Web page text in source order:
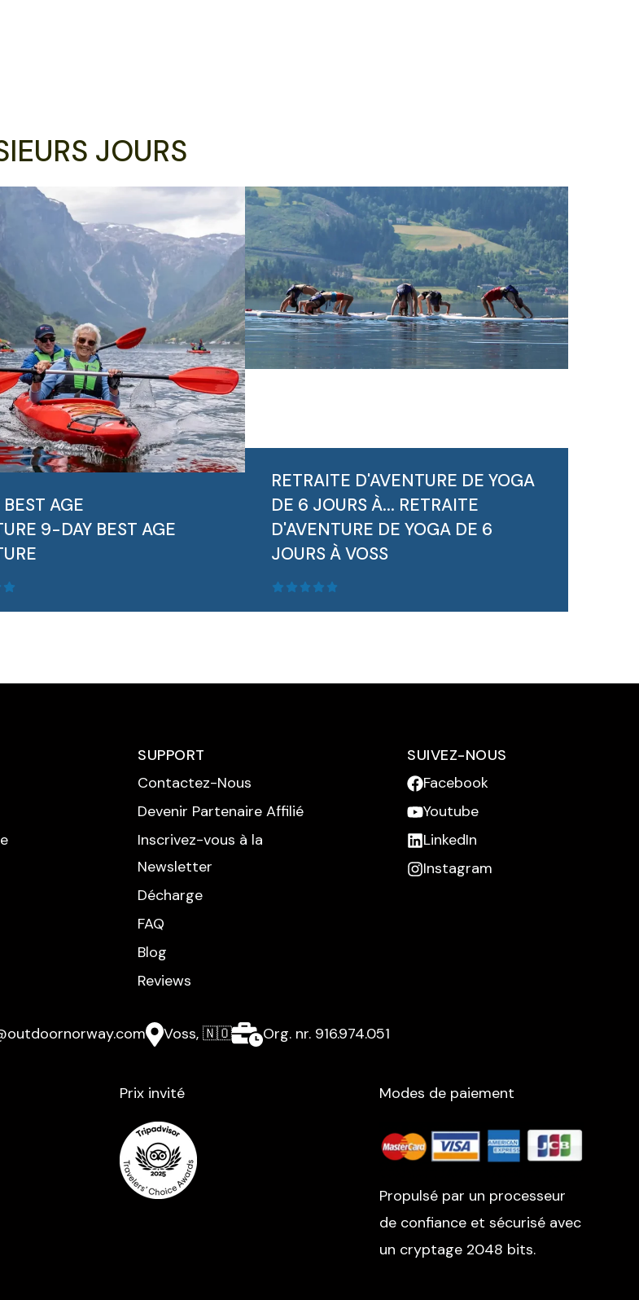
JOURS
AGE
9-DAY BEST AGE
RETRAITE D'AVENTURE DE YOGA
DE 6 JOURS À... RETRAITE
D'AVENTURE DE YOGA DE 6
JOURS À VOSS
SUPPORT
Contactez-Nous
Devenir Partenaire Affilié
Inscrivez-vous à la
Newsletter
Décharge
FAQ
Blog
Reviews
SUIVEZ-NOUS
Facebook
Youtube
LinkedIn
Instagram
Voss, 🇳🇴 Org. nr. 916.974.051
Prix ​​invité Modes de paiement
Propulsé par un processeur
de confiance et sécurisé avec
un cryptage 2048 bits.